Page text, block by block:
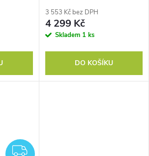
3 553 Kč bez DPH
4 299 Kč
Skladem 1 ks
DO KOŠÍKU
ZDARMA